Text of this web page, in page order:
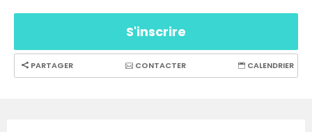
S'inscrire
PARTAGER CONTACTER CALENDRIER